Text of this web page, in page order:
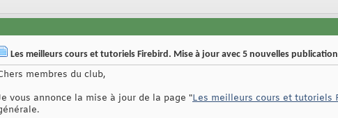
Les meilleurs cours et tutoriels Firebird. Mise à jour avec 5 nouvelles
membres du club,
vous annonce la mise à jour de la page "Les meilleurs cours et tutoriels